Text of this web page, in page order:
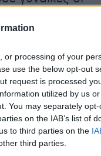
or processing of your
use the below opt-out
request is processed
utilized by us
You may separately
on the IAB’s list of
to third parties on the
third parties.
στις 10
Στην
μειώθηκαν